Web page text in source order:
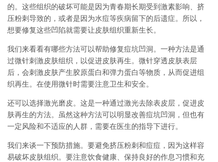
的。这些组织的破坏可能是因为青春期长期受到激素影响、挤
压粉刺导致的，或者是因为水痘等疾病留下的后遗症。所以，
想要修复这些凹陷就需要让皮肤组织重新生长。
我们来看看有哪些方法可以帮助修复痘坑凹洞。一种方法是通
过微针刺激皮肤组织，以促进皮肤再生。微针穿透皮肤表层
后，会刺激皮肤产生胶原蛋白和弹力蛋白等物质，从而促进组
织再生。在使用微针时需要注意卫生和安全。
还可以选择激光磨皮。这是一种通过激光去除表皮层，促进皮
肤再生的方法。虽然这种方法可以明显改善痘坑凹洞，但也有
一定风险和不适应的人群，需要在医生的指导下进行。
我们来谈一下预防措施。要避免挤压粉刺和痘痘，因为这样容
易破坏皮肤组织。要注意饮食健康、保持良好的作息习惯和充